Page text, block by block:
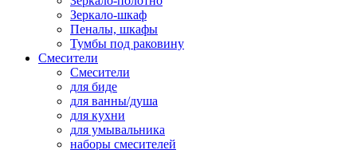
Зеркало-шкаф
Пеналы, шкафы
Тумбы под раковину
Смесители
Смесители
для биде
для ванны/душа
для кухни
для умывальника
наборы смесителей